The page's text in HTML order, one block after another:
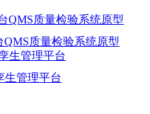
QMS质量检验系统原型
生管理平台